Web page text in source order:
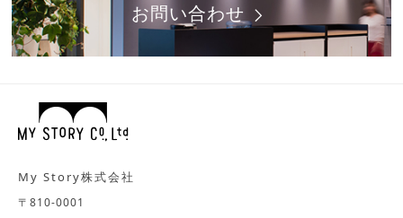
お問い合わせ
My Story株式会社
〒810-0001